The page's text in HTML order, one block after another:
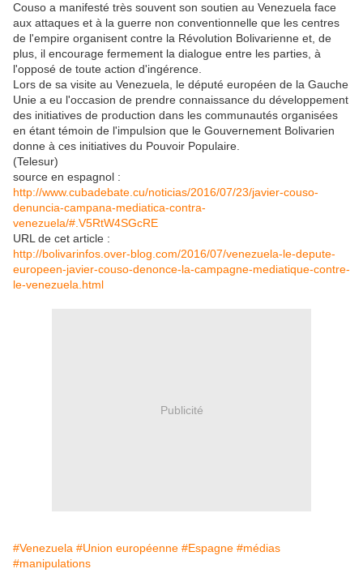
Couso a manifesté très souvent son soutien au Venezuela face
aux attaques et à la guerre non conventionnelle que les centres
de l'empire organisent contre la Révolution Bolivarienne et, de
plus, il encourage fermement la dialogue entre les parties, à
l'opposé de toute action d'ingérence.
Lors de sa visite au Venezuela, le député européen de la Gauche
Unie a eu l'occasion de prendre connaissance du développement
des initiatives de production dans les communautés organisées
en étant témoin de l'impulsion que le Gouvernement Bolivarien
donne à ces initiatives du Pouvoir Populaire.
(Telesur)
source en espagnol :
http://www.cubadebate.cu/noticias/2016/07/23/javier-couso-
denuncia-campana-mediatica-contra-
venezuela/#.V5RtW4SGcRE
URL de cet article :
http://bolivarinfos.over-blog.com/2016/07/venezuela-le-depute-
europeen-javier-couso-denonce-la-campagne-mediatique-contre-
le-venezuela.html
Publicité
#Venezuela #Union européenne #Espagne #médias
#manipulations